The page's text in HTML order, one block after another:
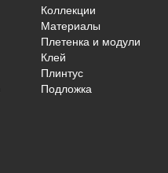
Коллекции
Материалы
Плетенка и модули
Клей
Плинтус
Подложка